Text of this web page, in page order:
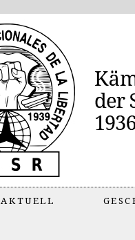
AKTUELL